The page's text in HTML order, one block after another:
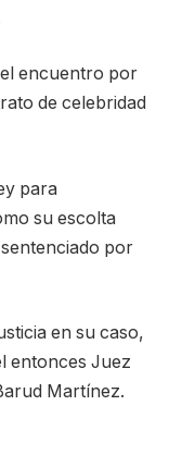
encuentro por
de celebridad
para
su escolta
por
en su caso,
entonces Juez
Martínez.